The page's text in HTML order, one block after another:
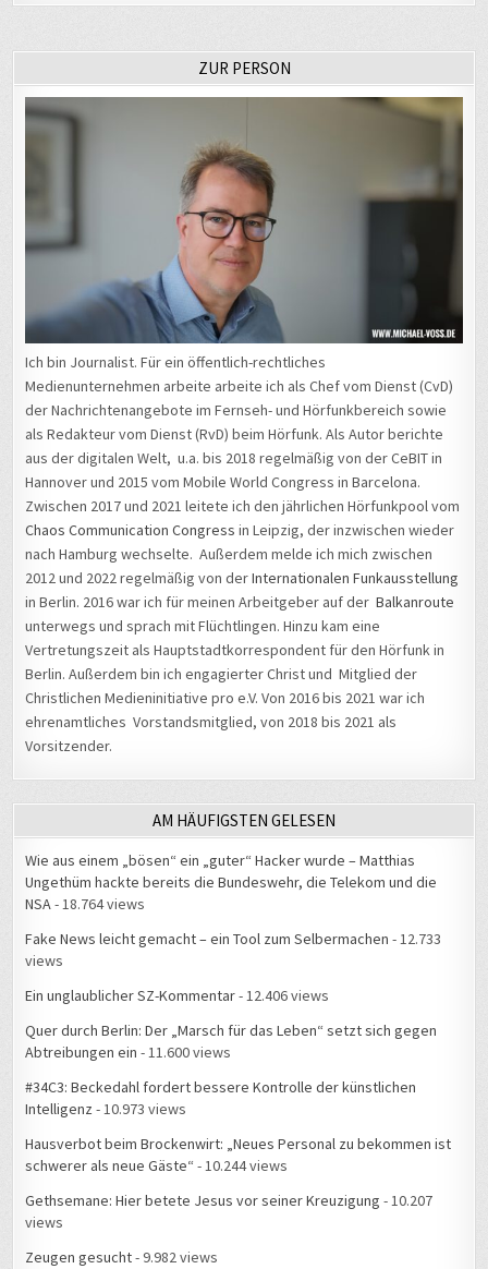
ZUR PERSON
Ich bin Journalist. Für ein öffentlich-rechtliches
Medienunternehmen arbeite arbeite ich als Chef vom Dienst (CvD)
der Nachrichtenangebote im Fernseh- und Hörfunkbereich sowie
als Redakteur vom Dienst (RvD) beim Hörfunk. Als Autor berichte
aus der digitalen Welt, u.a. bis 2018 regelmäßig von der CeBIT in
Hannover und 2015 vom Mobile World Congress in Barcelona.
Zwischen 2017 und 2021 leitete ich den jährlichen Hörfunkpool vom
Chaos Communication Congress in Leipzig, der inzwischen wieder
nach Hamburg wechselte. Außerdem melde ich mich zwischen
2012 und 2022 regelmäßig von derInternationalen Funkausstellung
in Berlin. 2016 war ich für meinen Arbeitgeber auf derBalkanroute
unterwegs und sprach mit Flüchtlingen. Hinzu kam eine
Vertretungszeit als Hauptstadtkorrespondent für den Hörfunk in
Berlin. Außerdem bin ich engagierter Christ und Mitglied der
Christlichen Medieninitiative pro e.V. Von 2016 bis 2021 war ich
ehrenamtliches Vorstandsmitglied, von 2018 bis 2021 als
Vorsitzender.
AM HÄUFIGSTEN GELESEN
Wie aus einem „bösen“ ein „guter“ Hacker wurde – Matthias
Ungethüm hackte bereits die Bundeswehr, die Telekom und die
NSA- 18.764 views
Fake News leicht gemacht – ein Tool zum Selbermachen - 12.733
views
Ein unglaublicher SZ-Kommentar- 12.406 views
Quer durch Berlin: Der „Marsch für das Leben“ setzt sich gegen
Abtreibungen ein - 11.600 views
#34C3: Beckedahl fordert bessere Kontrolle der künstlichen
Intelligenz - 10.973 views
Hausverbot beim Brockenwirt: „Neues Personal zu bekommen ist
schwerer als neue Gäste“ - 10.244 views
Gethsemane: Hier betete Jesus vor seiner Kreuzigung - 10.207
views
Zeugen gesucht- 9.982 views